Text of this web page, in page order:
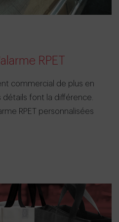
RPET
commercial de plus en
détails font la différence.
RPET personnalisées